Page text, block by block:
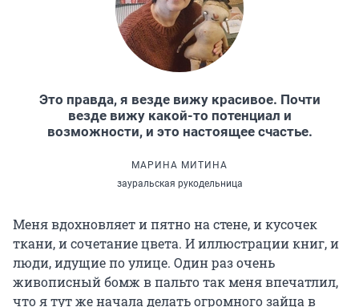
Это правда, я везде вижу красивое. Почти
везде вижу какой-то потенциал и
возможности, и это настоящее счастье.
МАРИНА МИТИНА
зауральская рукодельница
Меня вдохновляет и пятно на стене, и кусочек
ткани, и сочетание цвета. И иллюстрации книг, и
люди, идущие по улице. Один раз очень
живописный бомж в пальто так меня впечатлил,
что я тут же начала делать огромного зайца в